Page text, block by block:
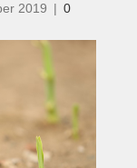
2019 | 0